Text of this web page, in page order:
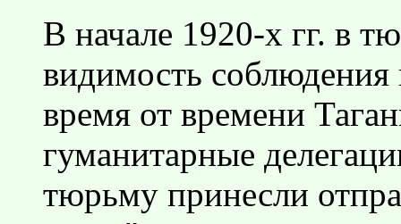
В начале 1920-х гг. в
видимость соблюдения
время от времени
гуманитарные
тюрьму принесли